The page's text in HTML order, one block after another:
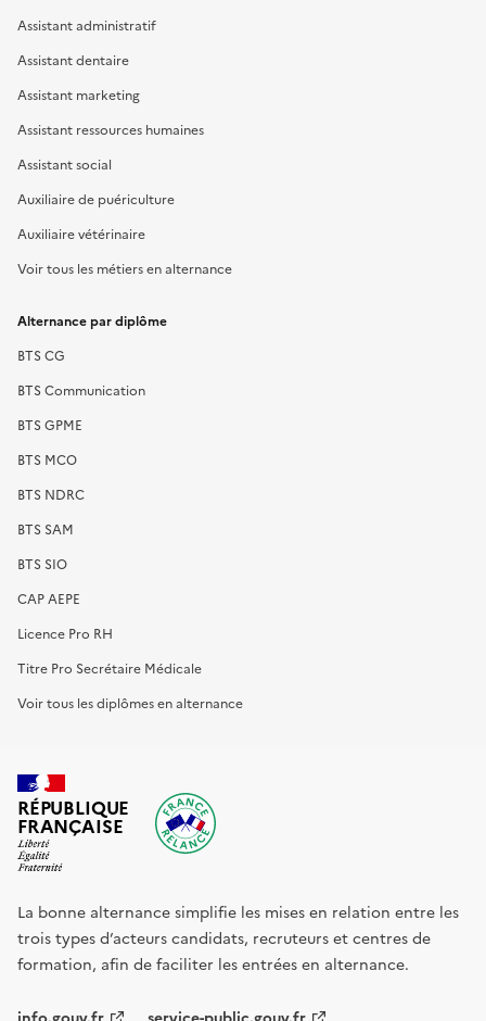
Assistant administratif
Assistant dentaire
Assistant marketing
Assistant ressources humaines
Assistant social
Auxiliaire de puériculture
Auxiliaire vétérinaire
Voir tous les métiers en alternance
Alternance par diplôme
BTS CG
BTS Communication
BTS GPME
BTS MCO
BTS NDRC
BTS SAM
BTS SIO
CAP AEPE
Licence Pro RH
Titre Pro Secrétaire Médicale
Voir tous les diplômes en alternance
RÉPUBLIQUE
FRANÇAISE
La bonne alternance simplifie les mises en relation entre les
trois types d’acteurs candidats, recruteurs et centres de
formation, afin de faciliter les entrées en alternance.